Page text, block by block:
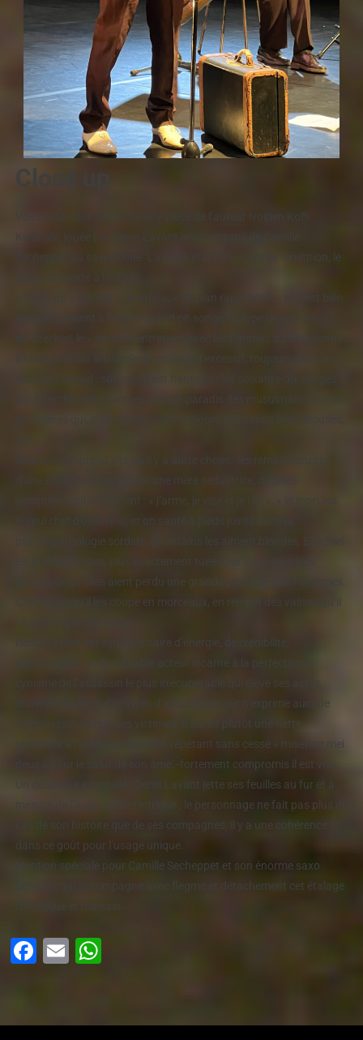
Close up
Voici pour clore le festival une pièce de l’auteur ivoirien Koffi
Kwahulé, jouée par Denis Lavant accompagné de Camille
Secheppet au saxophone. La pièce étant en cours de répétition, le
jeu se fait texte à la main.
« Close up » signifie « de près », « en plan rapproché », et c’est bien
l’esprit quand on songe au type de relation
qu’Ezéchiel, le « héros », entretient avec les femmes qu’il rencontre.
Il fantasme sur le trouble, le malsain, l’excessif, toujours dans le
domaine sexuel : son esprit est hanté par les soixante-dix vierges
qui attendent les hommes dans le paradis des musulmans, par les
infirmières qui, c’est connu, sont toujours nues sous leurs blouses,
Mais on comprend vite qu’il y a autre chose…les réminiscences
d’une enfance fascinée par une mère séductrice, de jolies
comptines qui reviennent : « j’arme, je vise et je tire », « la mort est
le seul chef d’oeuvre » , et on saute à pieds joints dans la
psychopathologie sordide. Si certains les aiment blondes, Ezéchiel
les préfère froides, plus exactement tuées par lui puis violées
jusqu’à ce qu’elles aient perdu une grande partie de leurs charmes.
C’est alors qu’il les coupe en morceaux, en remplit des valises qu’il
va porter à la décharge.
Denis Lavant est extraordinaire d’énergie, de crédibilité,
d’implication ; ce formidable acteur incarne à la perfection le
cynisme de l’assassin le plus irrécupérable qui élève ses actes
criminels au rang d’oeuvres d’arts, et bien sûr n’exprime aucune
compassion envers ses victimes. Il aurait plutôt une nette
tendance à l’auto-apitoiement, répétant sans cesse « miserere mei
deus » pour le salut de son âme, -fortement compromis il est vrai.
Un détail m’a interpellé : Denis Lavant jette ses feuilles au fur et à
mesure de l’avancée de l’intrigue ; le personnage ne fait pas plus de
cas de son histoire que de ses compagnes, il y a une cohérence
dans ce goût pour l’usage unique.
Mention spéciale pour Camille Secheppet et son énorme saxo
baryton, qui accompagne avec flegme et détachement cet étalage
frénétique et malsain.
Facebook
Email